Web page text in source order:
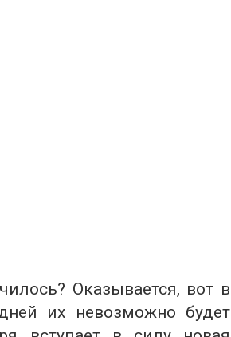
Оказывается, вот в
их невозможно будет